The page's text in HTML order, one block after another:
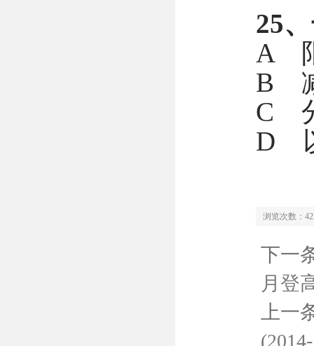
25
A
B
C
D
浏览次数：
下一
月登
上一